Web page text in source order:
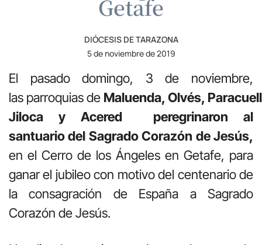
Getafe
DIÓCESIS DE TARAZONA
5 de noviembre de 2019
El pasado domingo, 3 de noviembre,
las parroquias de Maluenda, Olvés,
Jiloca y Acered peregrinaron al
santuario del Sagrado Corazón de Jesús,
en el Cerro de los Ángeles en Getafe, para
ganar el jubileo con motivo del centenario de
la consagración de España a Sagrado
Corazón de Jesús.